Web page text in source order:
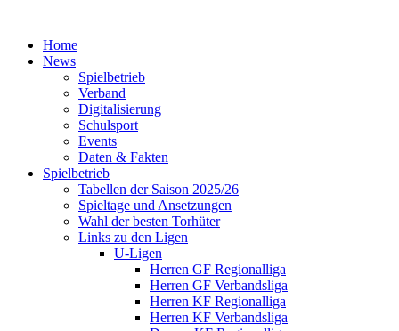
Home
News
Spielbetrieb
Verband
Digitalisierung
Schulsport
Events
Daten & Fakten
Spielbetrieb
Tabellen der Saison 2025/26
Spieltage und Ansetzungen
Wahl der besten Torhüter
Links zu den Ligen
U-Ligen
Herren GF Regionalliga
Herren GF Verbandsliga
Herren KF Regionalliga
Herren KF Verbandsliga